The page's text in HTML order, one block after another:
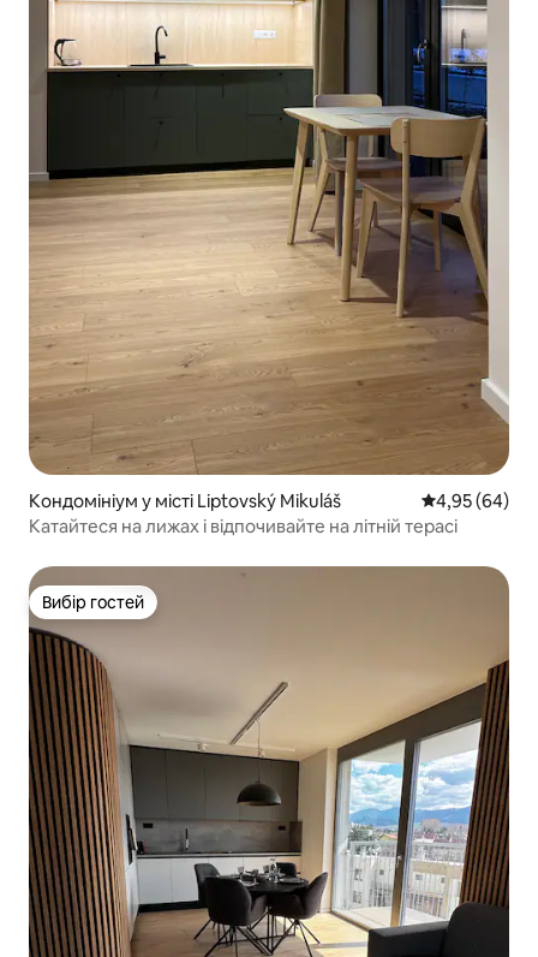
Кондомініум у місті Liptovský Mikuláš Середня
4,95 (64)
Катайтеся на лижах і відпочивайте на літній терасі
Вибір гостей
Вибір гостей